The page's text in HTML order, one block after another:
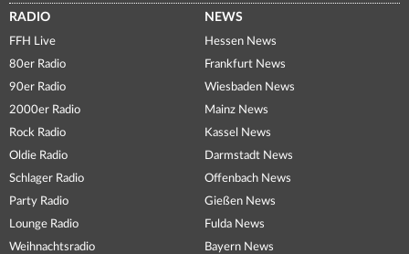
RADIO
FFH Live
80er Radio
90er Radio
2000er Radio
Rock Radio
Oldie Radio
Schlager Radio
Party Radio
Lounge Radio
Weihnachtsradio
NEWS
Hessen News
Frankfurt News
Wiesbaden News
Mainz News
Kassel News
Darmstadt News
Offenbach News
Gießen News
Fulda News
Bayern News